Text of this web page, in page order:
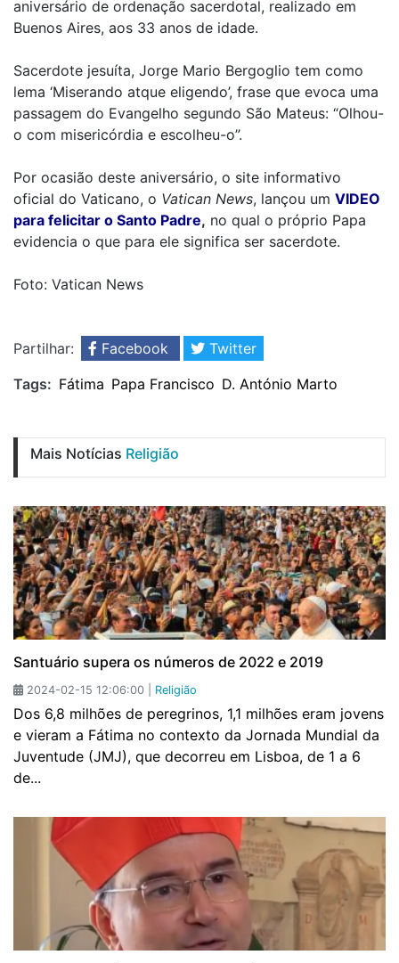
aniversário de ordenação sacerdotal, realizado em
Buenos Aires, aos 33 anos de idade.
Sacerdote jesuíta, Jorge Mario Bergoglio tem como
lema ‘Miserando atque eligendo’, frase que evoca uma
passagem do Evangelho segundo São Mateus: “Olhou-
o com misericórdia e escolheu-o”.
Por ocasião deste aniversário, o site informativo
oficial do Vaticano, o Vatican News, lançou um VIDEO
para felicitar o Santo Padre, no qual o próprio Papa
evidencia o que para ele significa ser sacerdote.
Foto: Vatican News
Partilhar: Facebook
Twitter
Tags: Fátima Papa Francisco D. António Marto
Mais Notícias Religião
Santuário supera os números de 2022 e 2019
2024-02-15 12:06:00 | Religião
Dos 6,8 milhões de peregrinos, 1,1 milhões eram jovens
e vieram a Fátima no contexto da Jornada Mundial da
Juventude (JMJ), que decorreu em Lisboa, de 1 a 6
de...